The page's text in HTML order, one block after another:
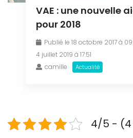
VAE : une nouvelle
pour 2018
Publié le 18 octobre 2017 à
4 juillet 2019 à 17:51
camille
Actualité
4/5 -